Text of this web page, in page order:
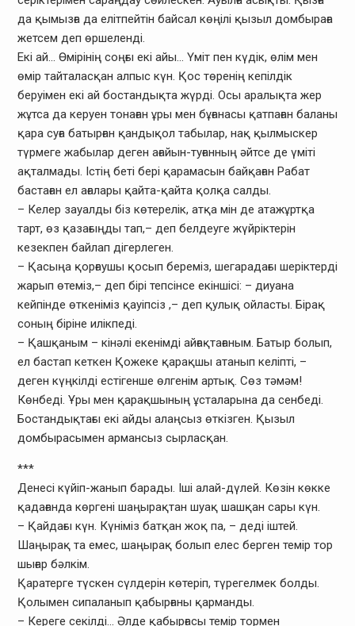
да қымызға да елітпейтін байсал көңілі қызыл домбыраға
жетсем деп өршеленді.
Екі ай… Өмірінің соңғы екі айы… Үміт пен күдік, өлім мен
өмір тайталасқан алпыс күн. Қос төренің кепілдік
беруімен екі ай бостандықта жүрді. Осы аралықта жер
жұтса да керуен тонаған ұры мен бұғанасы қатпаған баланы
қара суға батырған қандықол табылар, нақ қылмыскер
түрмеге жабылар деген ағайын-туғанның әйтсе де үміті
ақталмады. Істің беті бері қарамасын байқаған Рабат
бастаған ел ағалары қайта-қайта қолқа салды.
– Келер зауалды біз көтерелік, атқа мін де атажұртқа
тарт, өз қазағыңды тап,– деп белдеуге жүйріктерін
кезекпен байлап дігерлеген.
– Қасыңа қорғаушы қосып береміз, шегарадағы шеріктерді
жарып өтеміз,– деп бірі тепсінсе екіншісі: – диуана
кейпінде өткеніміз қауіпсіз ,– деп қулық ойласты. Бірақ
соның біріне илікпеді.
– Қашқаным – кінәлі екенімді айғақтағаным. Батыр болып,
ел бастап кеткен Қожеке қарақшы атанып келіпті, –
деген күңкілді естігенше өлгенім артық. Сөз тәмәм!
Көнбеді. Ұры мен қарақшының ұсталарына да сенбеді.
Бостандықтағы екі айды алаңсыз өткізген. Қызыл
домбырасымен армансыз сырласқан.
***
Денесі күйіп-жанып барады. Іші алай-дүлей. Көзін көкке
қадағанда көргені шаңырақтан шуақ шашқан сары күн.
– Қайдағы күн. Күніміз батқан жоқ па, – деді іштей.
Шаңырақ та емес, шаңырақ болып елес берген темір тор
шығар бәлкім.
Қаратерге түскен сүлдерін көтеріп, түрегелмек болды.
Қолымен сипаланып қабырғаны қарманды.
– Кереге секілді… Әлде қабырғасы темір тормен